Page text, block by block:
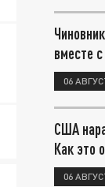
вместе
06
США
Как это
06